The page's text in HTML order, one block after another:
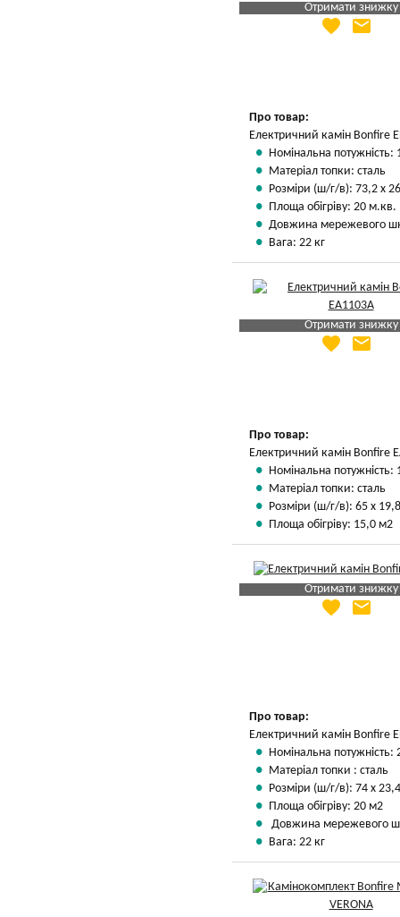
Отримати знижку
Яка Ваша ціна
favorite email
Про товар:
Електричний камін Bonfire
Номінальна потужність:
Матеріал топки: сталь
Розміри (ш/г/в): 73,2 х
Площа обігріву: 20 м.кв.
Довжина мережевого
Вага: 22 кг
Отримати знижку
Яка Ваша ціна
favorite email
Про товар:
Електричний камін Bonfire
Номінальна потужність:
Матеріал топки: сталь
Розміри (ш/г/в): 65 х
Площа обігріву: 15,0 м2
Отримати знижку
Яка Ваша ціна
favorite email
Про товар:
Електричний камін Bonfire
Номінальна потужність:
Матеріал топки : сталь
Розміри (ш/г/в): 74 х
Площа обігріву: 20 м2
Довжина мережевого
Вага: 22 кг